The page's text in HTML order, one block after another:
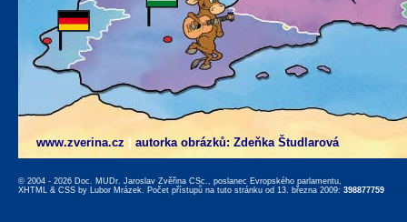
www.zverina.cz autorka obrázků: Zdeňka Študlarová
© 2004 - 2026 Doc. MUDr. Jaroslav Zvěřina CSc., poslanec Evropského parlamentu,
XHTML & CSS by Lubor Mrázek. Počet přístupů na tuto stránku od 13. března 2009: 398877759